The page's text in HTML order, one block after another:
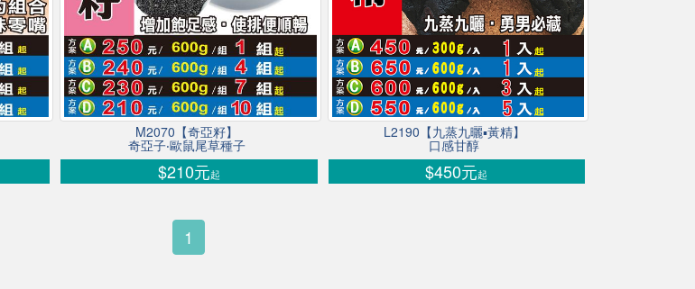
M2070【奇亞籽】
奇亞子‧歐鼠尾草種子
$210元起
L2190【九蒸九曬▪黃精】
口感甘醇
$450元起
1